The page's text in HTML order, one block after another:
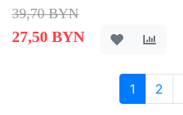
39,70 BYN
27,50 BYN
1 2